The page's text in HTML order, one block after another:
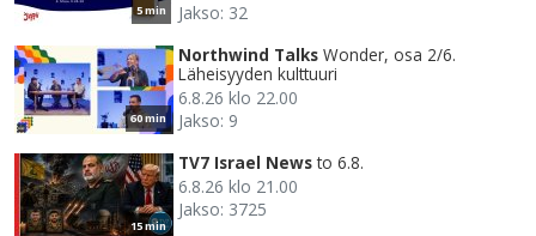
5 min
Jakso: 32
60 min
Northwind Talks Wonder, osa 2/6.
Läheisyyden kulttuuri
6.8.26 klo 22.00
Jakso: 9
15 min
TV7 Israel News to 6.8.
6.8.26 klo 21.00
Jakso: 3725